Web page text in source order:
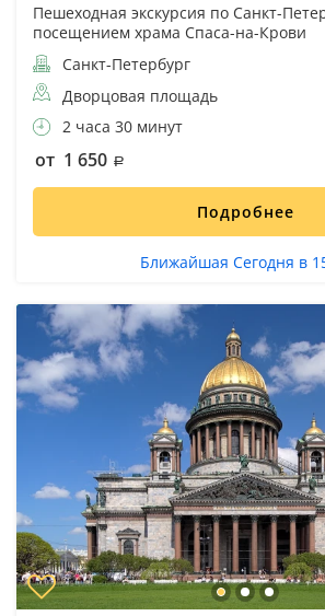
Пешеходная экскурсия по Санкт-
посещением храма Спаса-на-Крови
Санкт-Петербург
Дворцовая площадь
2 часа 30 минут
от 1 650
Подробнее
Ближайшая Сегодня в